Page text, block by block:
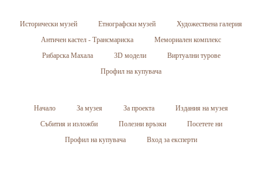
Исторически музей Етнографски музей
Художествена галерия
Античен кастел - Трансмариска
Мемориален комплекс
Рибарска Махала
3D модели
Виртуални турове
Профил на купувача
Начало За музея За проекта
Издания на музея
Събития и изложби
Полезни връзки
Посетете ни
Профил на купувача
Вход за експерти